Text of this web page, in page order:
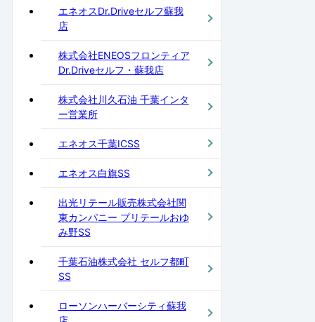
エネオスDr.Driveセルフ蘇我
店
株式会社ENEOSフロンティア
Dr.Driveセルフ・蘇我店
株式会社川久石油 千葉インタ
ー営業所
エネオス千葉ICSS
エネオス白旗SS
出光リテール販売株式会社関
東カンパニー プリテールおゆ
み野SS
千葉石油株式会社 セルフ都町
SS
ローソンハーバーシティ蘇我